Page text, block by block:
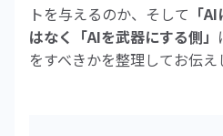
トを与えるのか、そして 「
はなく「AIを武器にする側」
をすべきかを整理してお伝え